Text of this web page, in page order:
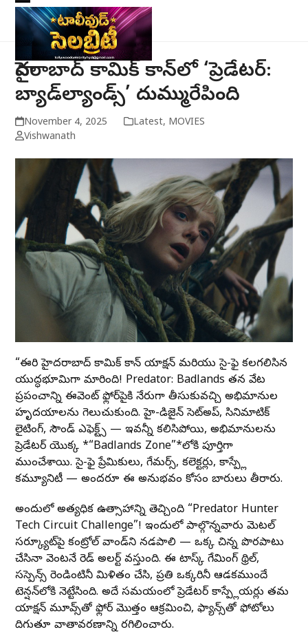
Skip
content
Open
mobile
menu
Close
mobile
menu
హైదరాబాద్ కామిక్ కాన్‌లో ‘ప్రెడేటర్:
బ్యాడ్‌ల్యాండ్స్’ దుమ్మురేపింది
November 4, 2025 Latest, MOVIES
Vishwanath
“ఈసారి హైదరాబాద్ కామిక్ కాన్ యాక్షన్ మరియు సై-ఫై కలగలిసిన
యుద్ధభూమిగా మారింది! Predator: Badlands తన వేట
ప్రపంచాన్ని ఈవెంట్ ఫ్లోర్‌పైకి నేరుగా తీసుకువచ్చి అభిమానుల
హృదయాలను గెలుచుకుంది. హై-డిజైన్ సెట్‌అప్, సినిమాటిక్
లైటింగ్, సౌండ్ ఎఫెక్ట్స్ — ఇవన్నీ కలిసిపోయి, అభిమానులను
ప్రెడేటర్ యొక్క *“Badlands Zone”*లోకి పూర్తిగా
ముంచేశాయి. సై-ఫై ప్రేమికులు, గేమర్స్, కలెక్టర్లు, కాస్ప్లే
కమ్యూనిటీ — అందరూ ఈ అనుభవం కోసం బారులు తీరారు.
అందులో అత్యధిక ఉత్సాహాన్ని తెచ్చింది “Predator Hunter
Tech Circuit Challenge”! ఇందులో పాల్గొన్నవారు మెటల్
సర్క్యూట్‌పై కంట్రోల్ వాండ్‌ని నడపాలి — ఒక్క చిన్న పొరపాటు
చేసినా వెంటనే రెడ్ అలర్ట్ వస్తుంది. ఈ టాస్క్ గేమింగ్ థ్రిల్,
సస్పెన్స్ రెండింటినీ మిళితం చేసి, ప్రతి ఒక్కరినీ ఆడకముందే
టెన్షన్‌లోకి నెట్టేసింది. అదే సమయంలో ప్రెడేటర్ కాస్ప్లేయర్లు తమ
యాక్షన్ మూవ్స్‌తో ఫ్లోర్ మొత్తం ఆక్రమించి, ఫ్యాన్స్‌తో ఫోటోలు
దిగుతూ వాతావరణాన్ని రగిలించారు.